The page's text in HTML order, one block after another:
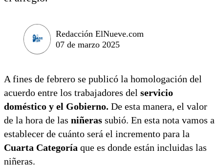
Redacción ElNueve.com
07 de marzo 2025
A fines de febrero se publicó la homologación del
acuerdo entre los trabajadores del servicio
doméstico y el Gobierno. De esta manera, el valor
de la hora de las niñeras subió. En esta nota vamos a
establecer de cuánto será el incremento para la
Cuarta Categoría que es donde están incluidas las
niñeras.